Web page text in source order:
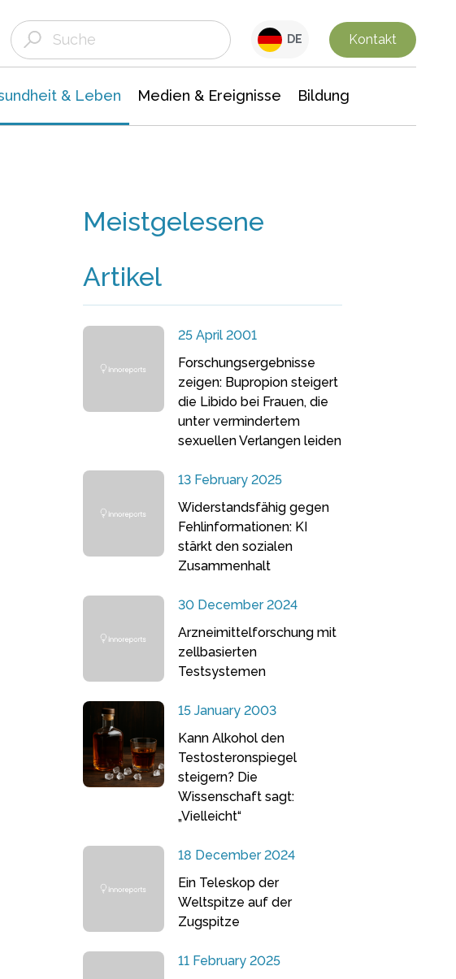
DE Kontakt
& Leben Medien & Ereignisse Bildung
Meistgelesene
Artikel
25 April 2001
Forschungsergebnisse
zeigen: Bupropion steigert
die Libido bei Frauen, die
unter vermindertem
sexuellen Verlangen leiden
13 February 2025
Widerstandsfähig gegen
Fehlinformationen: KI
stärkt den sozialen
Zusammenhalt
30 December 2024
Arzneimittelforschung mit
zellbasierten
Testsystemen
15 January 2003
Kann Alkohol den
Testosteronspiegel
steigern? Die
Wissenschaft sagt:
„Vielleicht“
18 December 2024
Ein Teleskop der
Weltspitze auf der
Zugspitze
11 February 2025